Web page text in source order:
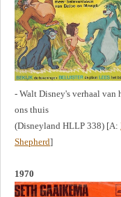
- Walt Disney's verhaal
ons thuis
(Disneyland HLLP 338) [A:
Shepherd]
1970